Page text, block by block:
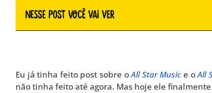
Nesse Post você vai ver
Eu já tinha feito post sobre oAll Star Music e oAll
não tinha feito até agora. Mas hoje ele